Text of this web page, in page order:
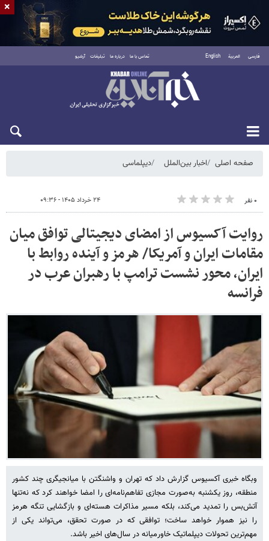
فارسی العربية English تماس با ما درباره ما تبلیغات آرشیو
دوشنبه ۱۹ مرداد ۱۴۰۵
صفحه اصلی اخبار بین‌الملل دیپلماسی
۰ نفر ۲۴ خرداد ۱۴۰۵ - ۰۹:۳۶
روایت آکسیوس از امضای دیجیتالی توافق میان
مقامات ایران و آمریکا/ هرمز و آینده روابط با
ایران، محور نشست ترامپ با رهبران عرب در
فرانسه
وبگاه خبری آکسیوس گزارش داد که تهران و واشنگتن با میانجیگری چند کشور
منطقه، روز یکشنبه به‌صورت مجازی تفاهم‌نامه‌ای را امضا خواهند کرد که نه‌تنها
آتش‌بس را تمدید می‌کند، بلکه مسیر مذاکرات هسته‌ای و بازگشایی تنگه هرمز
را نیز هموار خواهد ساخت؛ توافقی که در صورت تحقق، می‌تواند یکی از
مهم‌ترین تحولات دیپلماتیک خاورمیانه در سال‌های اخیر باشد.
×